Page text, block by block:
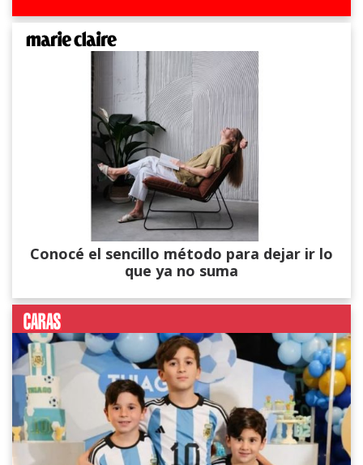
Conocé el sencillo método para dejar ir lo
que ya no suma